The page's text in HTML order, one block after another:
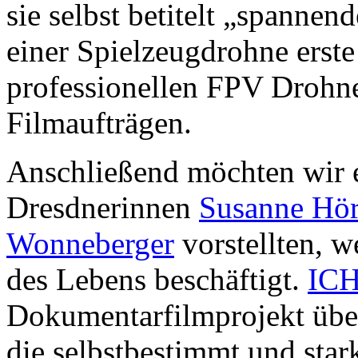
sie selbst betitelt
einer Spielzeugdrohne
professionellen FPV
Filmaufträgen.
Anschließend möchten
Dresdnerinnen Susanne
Wonneberger vorstellten,
des Lebens beschäftigt.
Dokumentarfilmprojekt
die selbstbestimmt und